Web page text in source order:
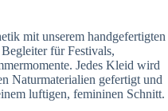
mit unserem handgefertigten
für Festivals,
Jedes Kleid wird
Naturmaterialien gefertigt und
luftigen, femininen Schnitt.